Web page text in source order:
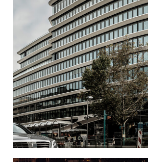
Baukultour-Tag der
Architektur 2025
16. Juni 2025